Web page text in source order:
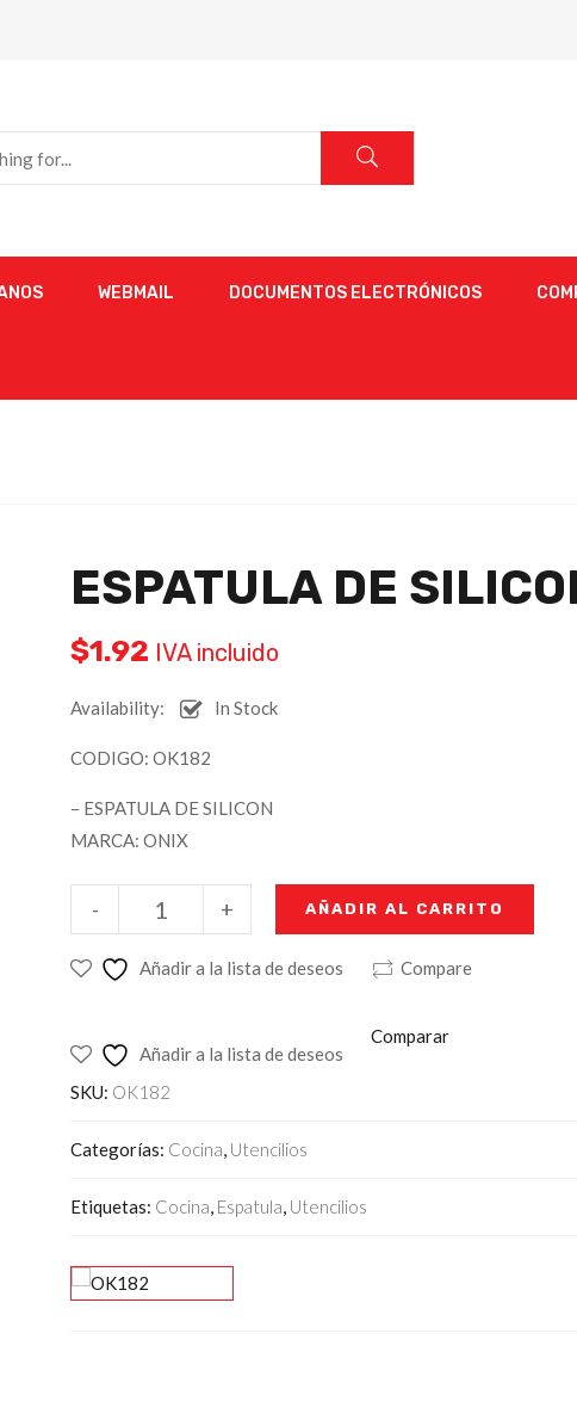
WEBMAIL DOCUMENTOS ELECTRÓNICOS
ESPATULA DE
$1.92 IVA incluido
Availability: In Stock
CODIGO: OK182
– ESPATULA DE SILICON
MARCA: ONIX
+
- AÑADIR AL CARRITO
Añadir a la lista de deseos Compare
Añadir a la lista de deseos
Comparar
SKU: OK182
Categorías: Cocina, Utencilios
Etiquetas: Cocina, Espatula, Utencilios